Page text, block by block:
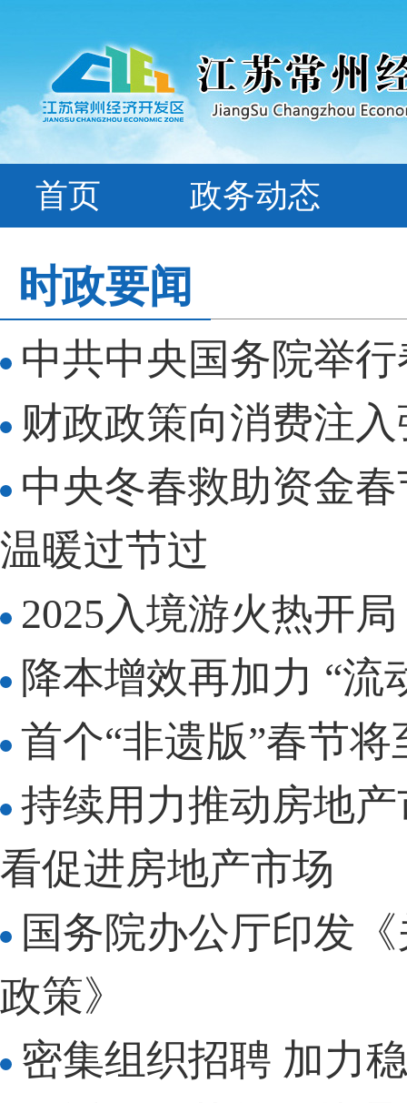
首页 政务动态
时政要闻
中共中央国务院举
财政政策向消费注
中央冬春救助资金
温暖过节过
2025入境游火热开
降本增效再加力 “流
首个“非遗版”春节
持续用力推动房地
看促进房地产市场
国务院办公厅印发
政策》
密集组织招聘 加力